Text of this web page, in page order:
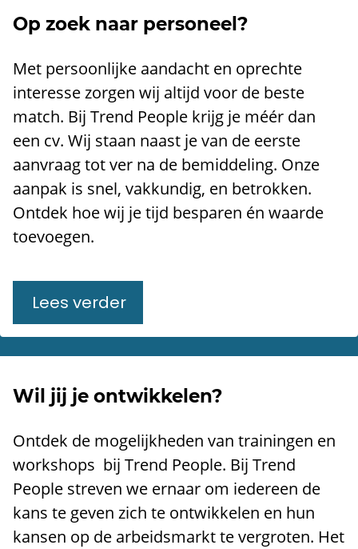
Op zoek naar personeel?
Met persoonlijke aandacht en oprechte
interesse zorgen wij altijd voor de beste
match. Bij Trend People krijg je méér dan
een cv. Wij staan naast je van de eerste
aanvraag tot ver na de bemiddeling. Onze
aanpak is snel, vakkundig, en betrokken.
Ontdek hoe wij je tijd besparen én waarde
toevoegen.
Lees verder
Wil jij je ontwikkelen?
Ontdek de mogelijkheden van trainingen en
workshops bij Trend People. Bij Trend
People streven we ernaar om iedereen de
kans te geven zich te ontwikkelen en hun
kansen op de arbeidsmarkt te vergroten. Het